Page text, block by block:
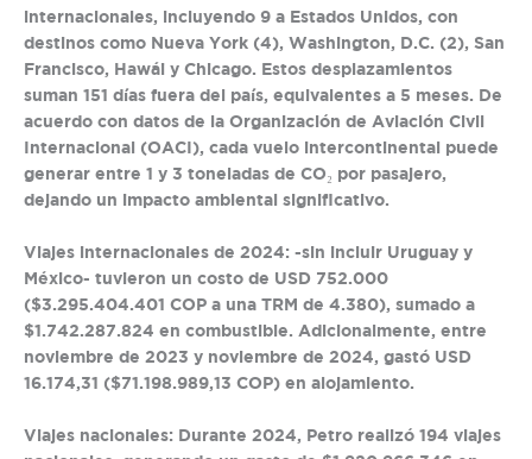
internacionales, incluyendo 9 a Estados Unidos, con
destinos como Nueva York (4), Washington, D.C. (2), San
Francisco, Hawái y Chicago. Estos desplazamientos
suman 151 días fuera del país, equivalentes a 5 meses. De
acuerdo con datos de la Organización de Aviación Civil
Internacional (OACI), cada vuelo intercontinental puede
generar entre 1 y 3 toneladas de CO₂ por pasajero,
dejando un impacto ambiental significativo.
Viajes internacionales de 2024: -sin incluir Uruguay y
México- tuvieron un costo de USD 752.000
($3.295.404.401 COP a una TRM de 4.380), sumado a
$1.742.287.824 en combustible. Adicionalmente, entre
noviembre de 2023 y noviembre de 2024, gastó USD
16.174,31 ($71.198.989,13 COP) en alojamiento.
Viajes nacionales: Durante 2024, Petro realizó 194 viajes